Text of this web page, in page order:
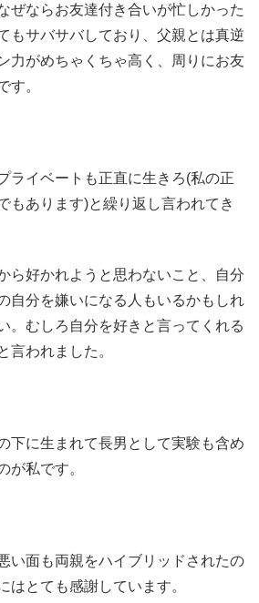
ぜならお友達付き合いが忙しかった
もサバサバしており、父親とは真逆
力がめちゃくちゃ高く、周りにお友
す。
ライベートも正直に生きろ(私の正
もあります)と繰り返し言われてき
ら好かれようと思わないこと、自分
自分を嫌いになる人もいるかもしれ
。むしろ自分を好きと言ってくれる
言われました。
下に生まれて長男として実験も含め
が私です。
い面も両親をハイブリッドされたの
はとても感謝しています。